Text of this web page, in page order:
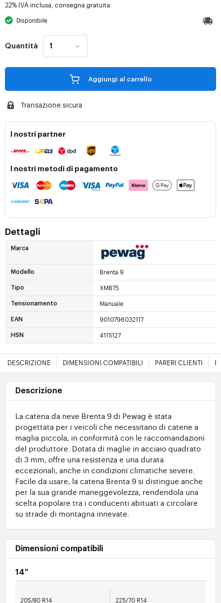
22% IVA inclusa, consegna gratuita
Disponibile
Quantità
Aggiungi al carrello
Transazione sicura
I nostri partner
I nostri metodi di pagamento
Dettagli
Marca
Modello Brenta 9
Tipo XMB75
Tensionamento Manuale
EAN 9010796032117
HSN 4115127
DESCRIZIONE DIMENSIONI COMPATIBILI PARERI CLIENTI
Descrizione
La catena da neve Brenta 9 di Pewag è stata
progettata per i veicoli che necessitano di catene a
maglia piccola, in conformità con le raccomandazioni
del produttore. Dotata di maglie in acciaio quadrato
di 3 mm, offre una resistenza e una durata
eccezionali, anche in condizioni climatiche severe.
Facile da usare, la catena Brenta 9 si distingue anche
per la sua grande maneggevolezza, rendendola una
scelta popolare tra i conducenti abituati a circolare
su strade di montagna innevate.
Dimensioni compatibili
14"
205/80 R14 225/70 R14